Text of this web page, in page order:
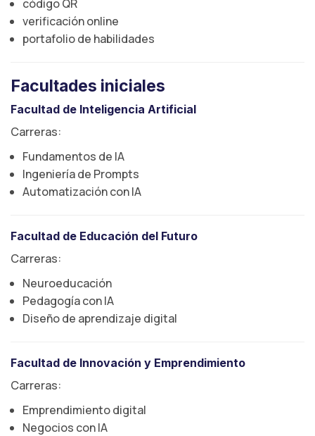
código QR
verificación online
portafolio de habilidades
Facultades iniciales
Facultad de Inteligencia Artificial
Carreras:
Fundamentos de IA
Ingeniería de Prompts
Automatización con IA
Facultad de Educación del Futuro
Carreras:
Neuroeducación
Pedagogía con IA
Diseño de aprendizaje digital
Facultad de Innovación y Emprendimiento
Carreras:
Emprendimiento digital
Negocios con IA